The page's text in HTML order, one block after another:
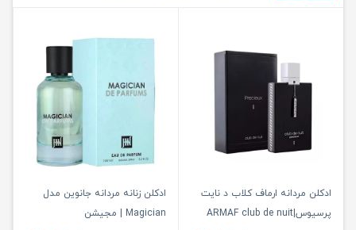
ادكلن مردانه ارماف كلاب د نايت
پرسيوس|ARMAF club de nuit
ادکلن زنانه مردانه جانوین مدل
Magician | مجیشن